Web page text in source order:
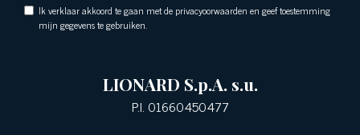
Ik verklaar akkoord te gaan met de privacyoorwaarden en geef toestemming
mijn gegevens te gebruiken.
LIONARD S.p.A. s.u.
P.I. 01660450477